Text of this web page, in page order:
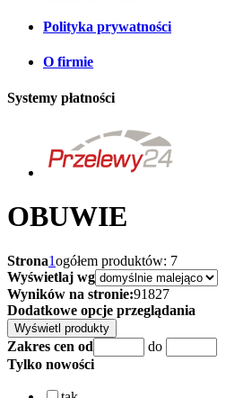
Polityka prywatności
O firmie
Systemy płatności
OBUWIE
Strona1ogółem produktów: 7
Wyświetlaj wg
Wyników na stronie:91827
Dodatkowe opcje przeglądania
Zakres cen od
do
Tylko nowości